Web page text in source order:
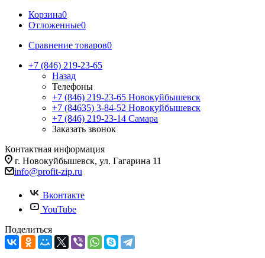
Корзина0
Отложенные0
Сравнение товаров0
+7 (846) 219-23-65
Назад
Телефоны
+7 (846) 219-23-65 Новокуйбышевск
+7 (84635) 3-84-52 Новокуйбышевск
+7 (846) 219-23-14 Самара
Заказать звонок
Контактная информация
г. Новокуйбышевск, ул. Гагарина 11
info@profit-zip.ru
Вконтакте
YouTube
Поделиться